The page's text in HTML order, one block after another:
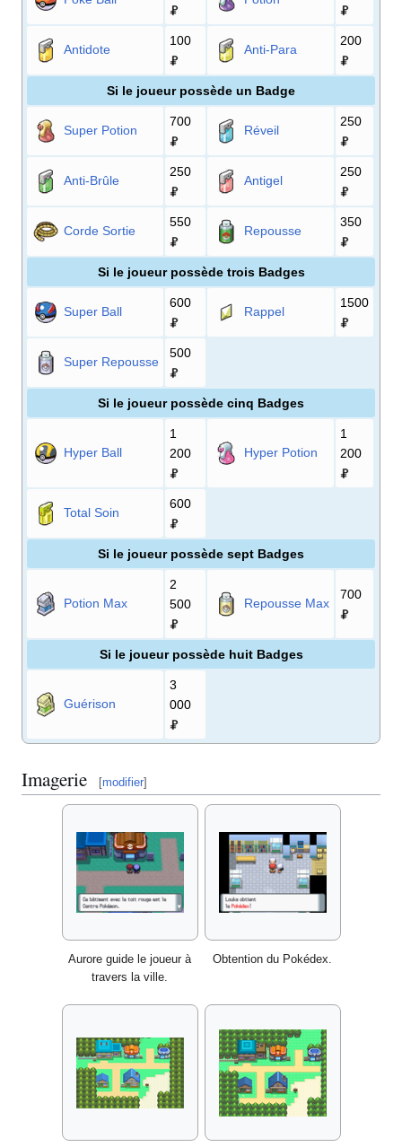
Antidote
100
Anti-Para
200
Si le joueur possède un Badge
Super Potion
700
Réveil
250
Anti-Brûle
250
Antigel
250
Corde Sortie
550
Repousse
350
Si le joueur possède trois Badges
Super Ball
600
Rappel
1500
Super Repousse
500
Si le joueur possède cinq Badges
Hyper Ball
1
200
Hyper Potion
1
200
Total Soin
600
Si le joueur possède sept Badges
Potion Max
2
500
Repousse Max
700
Si le joueur possède huit Badges
Guérison
3
000
Imagerie [modifier]
Aurore guide le joueur à
travers la ville.
Obtention du Pokédex.